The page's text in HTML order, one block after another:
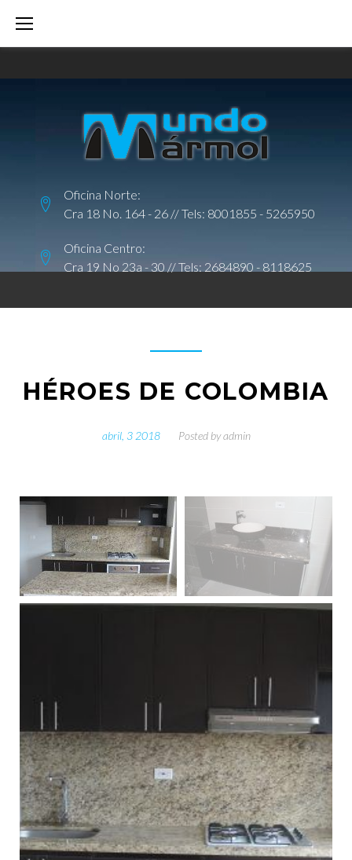
p
n
Oficina Norte:
Cra 18 No. 164 - 26 // Tels: 8001855 - 5265950
Oficina Centro:
Cra 19 No 23a - 30 // Tels: 2684890 - 8118625
HÉROES DE COLOMBIA
abril, 3 2018 Posted byadmin